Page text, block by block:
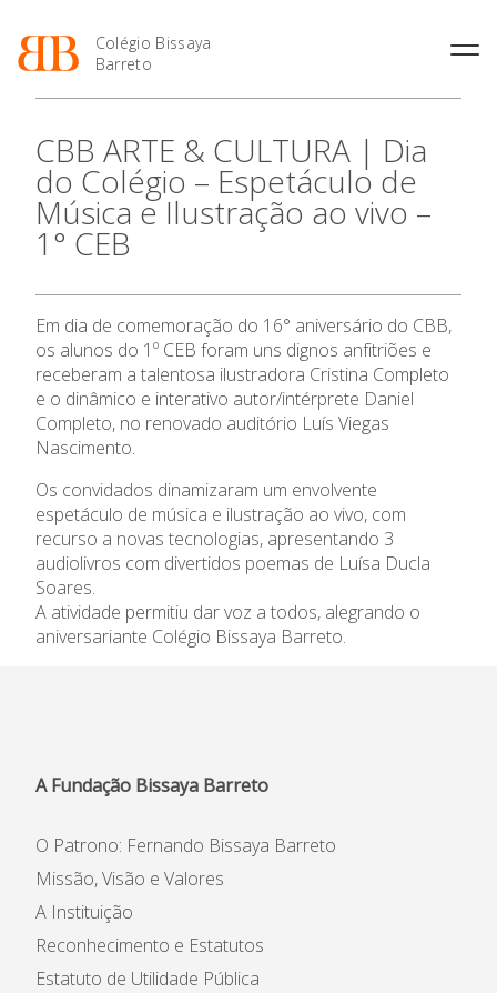
Colégio Bissaya
Barreto
Projeto Educativo
Organização
Colaboradores Docentes
Colaboradores Não
Ofertas de emprego
Regulamentos
Jornal “O Coreto”
Privacidade
Oferta Formativa
Enriquecimento Curricular
Oferta Curricular
Atividades Extracurriculares
Serviços
Letiva
Academia de LínguasEnsino Profissional
Profissionais
Matrículas
Horários e Manuais
Curso de Técnico de
Curso de Técnico/a de Apoio
à Família e à Comunidade
Ofertas de Emprego
Ano Letivo
2027
Calendários
Portal do Professor
Portal do Aluno/Encarregado
SIGE
Secretariado de Exames
Admissão
Informações
Notícias
CBB ARTE & CULTURA | Dia
do Colégio – Espetáculo de
Música e Ilustração ao vivo –
1° CEB
Em dia de comemoração do 16° aniversário do CBB,
os alunos do 1º CEB foram uns dignos anfitriões e
receberam a talentosa ilustradora Cristina Completo
e o dinâmico e interativo autor/intérprete Daniel
Completo, no renovado auditório Luís Viegas
Nascimento.
Os convidados dinamizaram um envolvente
espetáculo de música e ilustração ao vivo, com
recurso a novas tecnologias, apresentando 3
audiolivros com divertidos poemas de Luísa Ducla
Soares.
A atividade permitiu dar voz a todos, alegrando o
aniversariante Colégio Bissaya Barreto.
A Fundação Bissaya Barreto
O Patrono: Fernando Bissaya Barreto
Missão, Visão e Valores
A Instituição
Reconhecimento e Estatutos
Estatuto de Utilidade Pública